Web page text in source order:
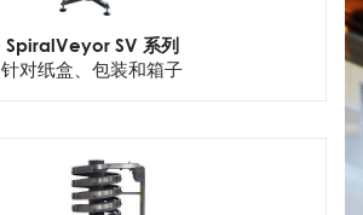
SpiralVeyor SV 系列
针对纸盒、包装和箱子